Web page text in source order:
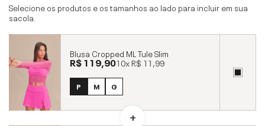
Selecione os produtos e os tamanhos ao lado para incluir em sua
sacola.
Blusa Cropped ML Tule Slim
R$ 119,9010xR$ 11,99
P M G